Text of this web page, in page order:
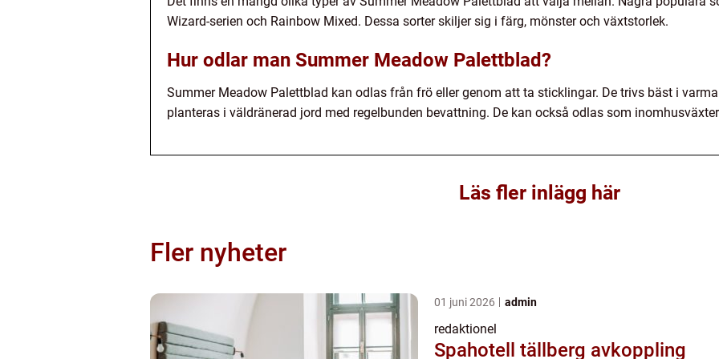
Wizard-serien och Rainbow Mixed. Dessa sorter skiljer sig i färg, mönster och växtstorlek.
Hur odlar man Summer Meadow Palettblad?
Summer Meadow Palettblad kan odlas från frö eller genom att ta sticklingar. De trivs bäst i
planteras i väldränerad jord med regelbunden bevattning. De kan också odlas som
Läs fler inlägg här
Fler nyheter
01 juni 2026 admin
redaktionel
Spahotell tällberg avkoppling